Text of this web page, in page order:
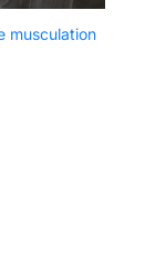
musculation